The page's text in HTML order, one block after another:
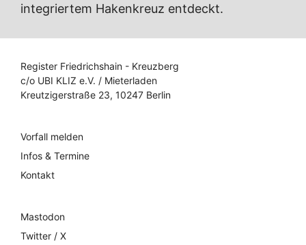
integriertem Hakenkreuz entdeckt.
Register Friedrichshain - Kreuzberg
c/o UBI KLIZ e.V. / Mieterladen
Kreutzigerstraße 23, 10247 Berlin
Vorfall melden
Infos & Termine
Kontakt
Mastodon
Twitter / X